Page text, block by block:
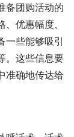
备团购活动的
优惠幅度、
一些能够吸引
。这些信息要
准确地传达给